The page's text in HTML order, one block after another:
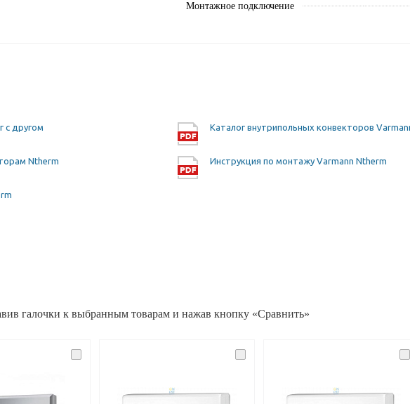
Монтажное подключение
с другом Каталог внутрипольных конвекторов
Ntherm Инструкция по монтажу Varmann Ntherm
галочки к выбранным товарам и нажав кнопку «Сравнить»